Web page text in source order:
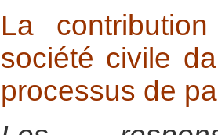
La
société civile
processus de